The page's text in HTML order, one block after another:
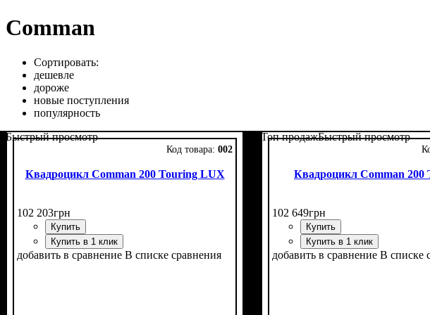
Comman
Сортировать:
дешевле
дороже
новые поступления
популярность
Быстрый просмотр
002
Квадроцикл Comman 200 Touring LUX
102 203грн
Купить
Купить в 1 клик
добавить в сравнение В списке сравнения
Топ продажБыстрый просмотр
Квадроцикл Comman 200
102 649грн
Купить
Купить в 1 клик
добавить в сравнение В списке